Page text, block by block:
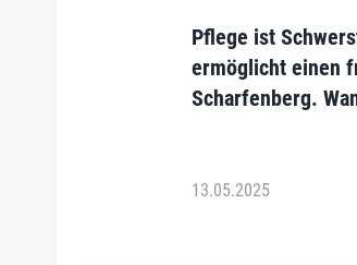
Pflege ist
ermöglicht einen
Scharfenberg.
13.05.2025